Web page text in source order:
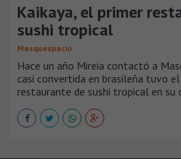
Kaikaya, el primer
sushi tropical
Masquespacio
Hace un año Mireia contactó a
casi convertida en brasileña tuvo
restaurante de sushi tropical en su